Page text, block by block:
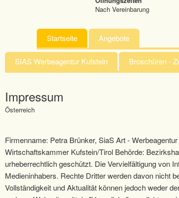
Nach Vereinbarung
Startseite Angebote
SIAS Werbeagentur Kufstein Broschüren -
Impressum
Österreich
Firmenname: Petra Brünker, SiaS Art -
Wirtschaftskammer Kufstein/Tirol Behörde:
urheberrechtlich geschützt. Die Vervielfältigung von
Medieninhabers. Rechte Dritter werden davon nicht
Vollständigkeit und Aktualität können jedoch weder